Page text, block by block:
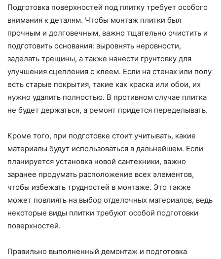
Подготовка поверхностей под плитку требует особого
внимания к деталям. Чтобы монтаж плитки был
прочным и долговечным, важно тщательно очистить и
подготовить основания: выровнять неровности,
заделать трещины, а также нанести грунтовку для
улучшения сцепления с клеем. Если на стенах или полу
есть старые покрытия, такие как краска или обои, их
нужно удалить полностью. В противном случае плитка
не будет держаться, а ремонт придется переделывать.
Кроме того, при подготовке стоит учитывать, какие
материалы будут использоваться в дальнейшем. Если
планируется установка новой сантехники, важно
заранее продумать расположение всех элементов,
чтобы избежать трудностей в монтаже. Это также
может повлиять на выбор отделочных материалов, ведь
некоторые виды плитки требуют особой подготовки
поверхностей.
Правильно выполненный демонтаж и подготовка